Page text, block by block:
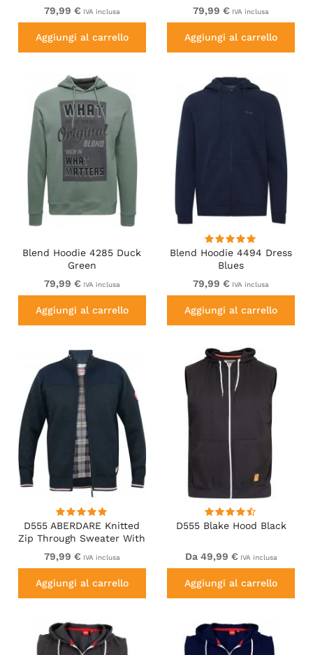
79,99 € IVA inclusa
Aggiungi al carrello
79,99 € IVA inclusa
Aggiungi al carrello
Blend Hoodie 4285 Duck
Green
79,99 € IVA inclusa
Aggiungi al carrello
Blend Hoodie 4494 Dress
Blues
79,99 € IVA inclusa
Aggiungi al carrello
D555 ABERDARE Knitted
Zip Through Sweater With
Bonded Check Lining
Navy Marl
79,99 € IVA inclusa
Aggiungi al carrello
D555 Blake Hood Black
Da 49,99 € IVA inclusa
Aggiungi al carrello